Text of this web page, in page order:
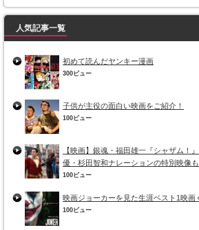
人気記事一覧
初めて読んだヤンキー漫画
300ビュー
子供が主役の面白い映画をご紹介！
100ビュー
【映画】銀魂・福田雄一『シャザム！
優・杉田智和ナレーションの特別映像
100ビュー
映画ジョーカーを見た生涯ベスト1映画
100ビュー